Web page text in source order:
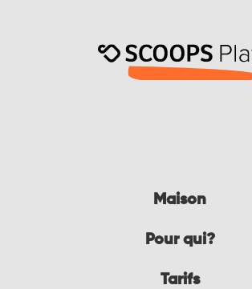
Maison
Pour qui?
Tarifs